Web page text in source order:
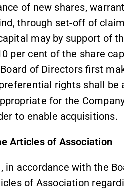
of new shares,
through set-off of
may by support of
per cent of the share
of Directors first
rights shall
for the
to enable acquisitions.
Articles of Association
in accordance with the
of Association